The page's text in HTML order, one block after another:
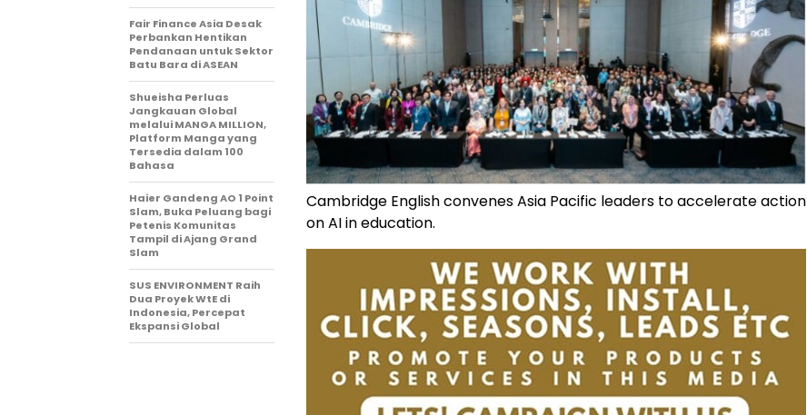
Cambridge English convenes Asia Pacific leaders to accelerate action
on AI in education.
Fair Finance Asia Desak
Perbankan Hentikan
Pendanaan untuk Sektor
Batu Bara di ASEAN
Shueisha Perluas
Jangkauan Global
melalui MANGA MILLION,
Platform Manga yang
Tersedia dalam 100
Bahasa
Haier Gandeng AO 1 Point
Slam, Buka Peluang bagi
Petenis Komunitas
Tampil di Ajang Grand
Slam
SUS ENVIRONMENT Raih
Dua Proyek WtE di
Indonesia, Percepat
Ekspansi Global